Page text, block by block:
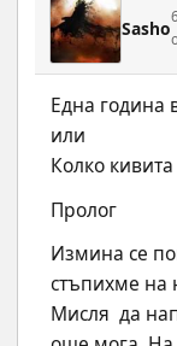
Sasho
Една година
или
Колко
Пролог
Измина се
стъпихме на
Мисля  да